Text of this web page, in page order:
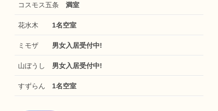
コスモス五条 満室
花水木 1名空室
ミモザ 男女入居受付中!
山ぼうし 男女入居受付中!
すずらん 1名空室